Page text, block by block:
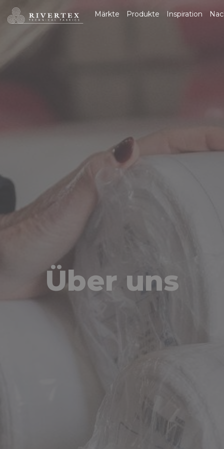
Über uns
Rivertex Technical
Fabrics Group
Märkte Produkte Inspiration